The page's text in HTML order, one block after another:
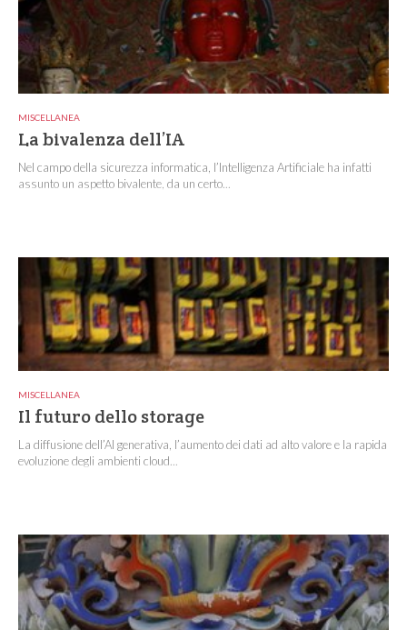
MISCELLANEA
La bivalenza dell’IA
Nel campo della sicurezza informatica, l’Intelligenza Artificiale ha infatti
assunto un aspetto bivalente, da un certo...
MISCELLANEA
Il futuro dello storage
La diffusione dell’AI generativa, l’aumento dei dati ad alto valore e la rapida
evoluzione degli ambienti cloud...